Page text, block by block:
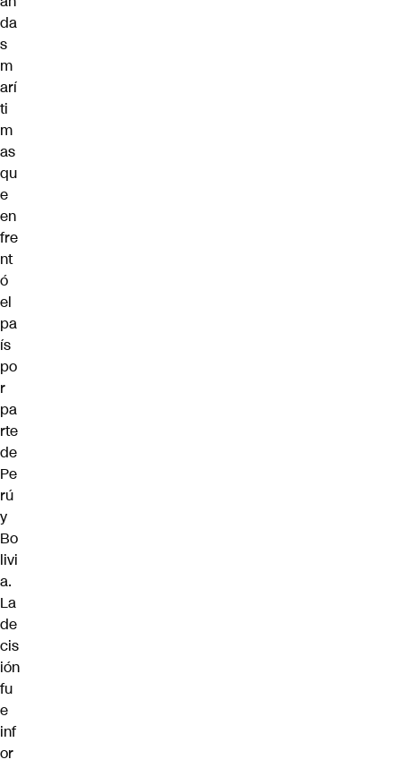
da
s
m
arí
ti
m
as
qu
e
en
fre
nt
ó
el
pa
ís
po
r
pa
rte
de
Pe
rú
y
Bo
livi
a.
La
de
cis
ión
fu
e
inf
or